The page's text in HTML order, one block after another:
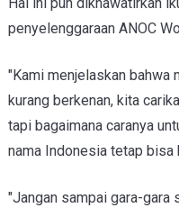
penyelenggaraan ANOC
"Kami menjelaskan bahwa
kurang berkenan, kita
tapi bagaimana caranya
nama Indonesia tetap bisa
"Jangan sampai gara-gara